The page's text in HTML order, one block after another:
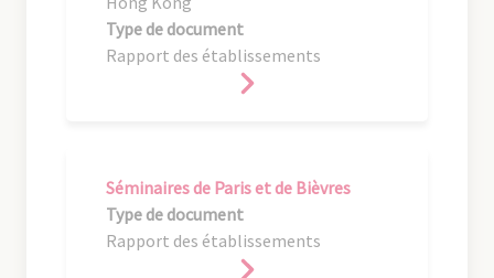
Type de document
Rapport des établissements
Séminaires de Paris et de Bièvres
Type de document
Rapport des établissements